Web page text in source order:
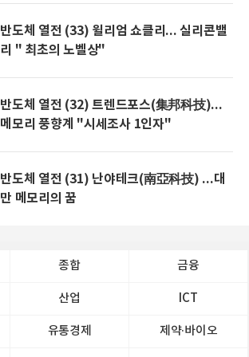
반도체 열전 (33) 윌리엄 쇼클리... 실리콘밸
리 " 최초의 노벨상"
반도체 열전 (32) 트렌드포스(集邦科技)...
메모리 풍향계 "시세조사 1인자"
반도체 열전 (31) 난야테크(南亞科技) ...대
만 메모리의 꿈
종합 금융
산업 ICT
유통경제 제약∙바이오